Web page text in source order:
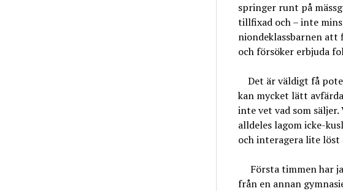
springer runt på
tillfixad och – inte
niondeklassbarnen att
och försöker erbjuda
Det är väldigt få
kan mycket lätt
inte vet vad som
alldeles lagom icke-
och interagera lite löst
Första timmen har
från en annan